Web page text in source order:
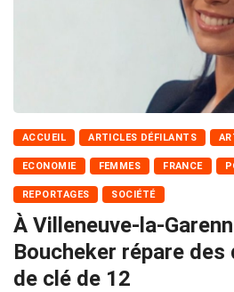
ACCUEIL ARTICLES DÉFILANTS
ECONOMIE FEMMES FRANCE
REPORTAGES SOCIÉTÉ
À Villeneuve-la-
Boucheker répare
de clé de 12